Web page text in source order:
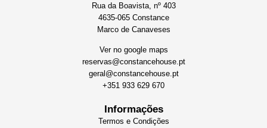
Rua da Boavista, nº 403
4635-065 Constance
Marco de Canaveses
Ver no google maps
reservas@constancehouse.pt
geral@constancehouse.pt
+351 933 629 670
Informações
Termos e Condições